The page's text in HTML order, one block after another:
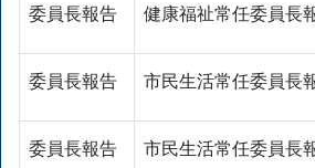
委員長報告 健康福祉常任委員長
委員長報告 市民生活常任委員長
委員長報告 市民生活常任委員長